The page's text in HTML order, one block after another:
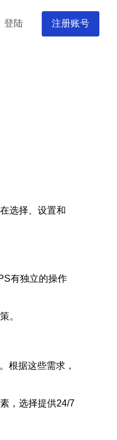
登陆 注册账号
选择、设置和
有独立的操作
。
根据这些需求，
，选择提供24/7